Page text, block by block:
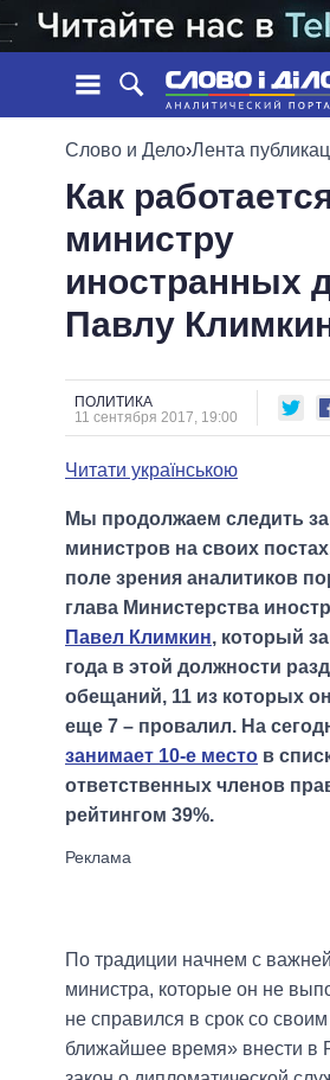
НОВОСТИ
ЛЕНТА
СОБЫТИЯ
СТАТЬИ
ОБЗОРЫ
ДАЙДЖЕСТЫ
МИР
ОБЕЩАНИЯ
ПОЛИТИКИ
ВСЕ ПОЛИТИКИ
ПРЕЗИДЕНТ И ОФИС
ВЕРХОВНАЯ РАДА
КАБИНЕТ МИНИСТРОВ
МЭРЫ
ВСЕ ПЕРСОНЫ
СРАВНЕНИЕ
Слово и Дело›Лента
Как
министру
иностранных
Павлу
ПОЛИТИКА
11 сентября 2017, 19:00
Читати українською
Мы продолжаем следить
министров на своих
поле зрения аналитиков
глава Министерства
Павел Климкин, который
года в этой должности
обещаний, 11 из которых
еще 7 – провалил. На
занимает 10-е место в
ответственных членов
рейтингом 39%.
По традиции начнем с
министра, которые он не
не справился в срок со
ближайшее время» внести в